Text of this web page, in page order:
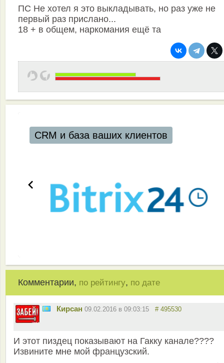
ПС Не хотел я это выкладывать, но раз уже не
первый раз прислано...
18 + в общем, наркомания ещё та
CRM и база ваших клиентов
Комментарии, по рейтингу, по дате
Кирсан 09.02.2016 в 09:03:15 # 495530
И этот пиздец показывают на Гакку канале????
Извините мне мой французский.